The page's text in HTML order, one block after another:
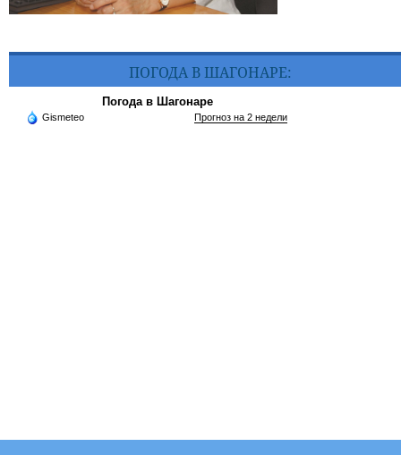
ПОГОДА В ШАГОНАРЕ:
Погода в Шагонаре
Gismeteo Прогноз на 2 недели